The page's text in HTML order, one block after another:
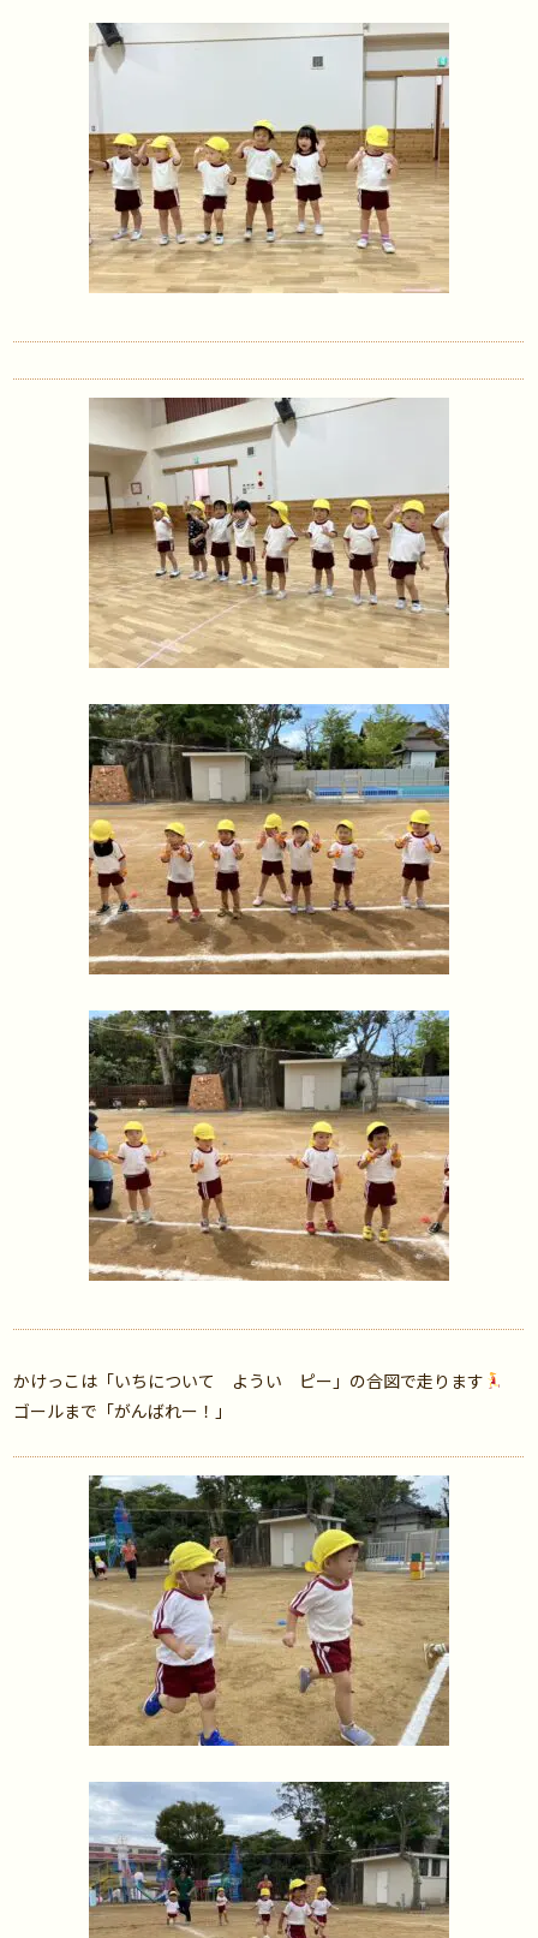
かけっこは「いちについて ようい ピー」の合図で走ります
ゴールまで「がんばれー！」